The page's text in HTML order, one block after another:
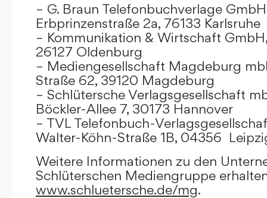
– G. Braun Telefonbuchverlage GmbH
Erbprinzenstraße 2a, 76133 Karlsruhe
– Kommunikation & Wirtschaft
26127 Oldenburg
– Mediengesellschaft Magdeburg
Straße 62, 39120 Magdeburg
– Schlütersche Verlagsgesellschaft
Böckler-Allee 7, 30173 Hannover
– TVL Telefonbuch-
Walter-Köhn-Straße 1B, 04356
Weitere Informationen zu den
Schlüterschen Mediengruppe
www.schluetersche.de/mg.